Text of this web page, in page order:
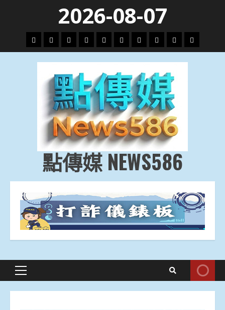
content
2026-08-07
頭
條
財
經
地
方.
會
文
教.
技
專
題
娛
樂
劇
政
治
國
際
運
動
生
活
點傳媒 NEWS586
Primary